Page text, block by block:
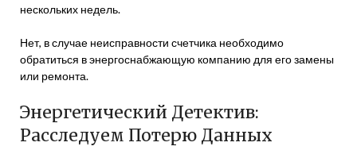
нескольких недель.
Нет, в случае неисправности счетчика необходимо
обратиться в энергоснабжающую компанию для его замены
или ремонта.
Энергетический Детектив:
Расследуем Потерю Данных